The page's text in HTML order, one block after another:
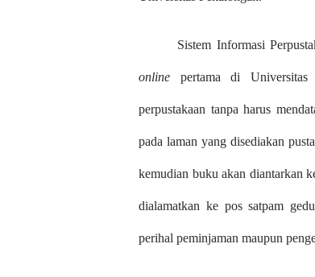
Sistem Informasi
online pertama di Universitas
perpustakaan tanpa harus
pada laman yang disediakan
kemudian buku akan diantarkan
dialamatkan ke pos satpam
perihal peminjaman maupun